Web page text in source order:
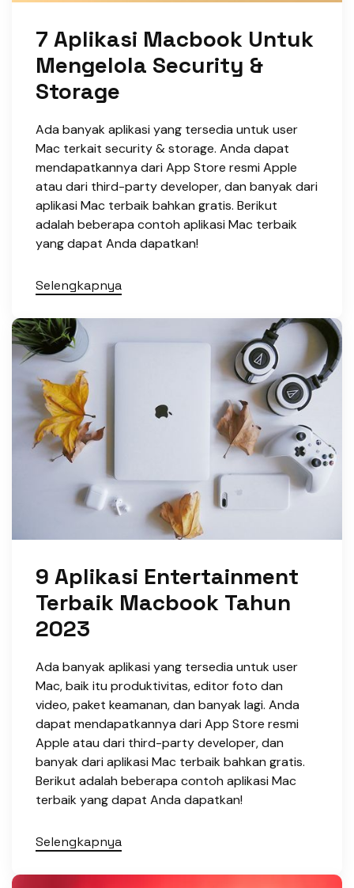
7 Aplikasi Macbook Untuk
Mengelola Security &
Storage
Ada banyak aplikasi yang tersedia untuk user
Mac terkait security & storage. Anda dapat
mendapatkannya dari App Store resmi Apple
atau dari third-party developer, dan banyak dari
aplikasi Mac terbaik bahkan gratis. Berikut
adalah beberapa contoh aplikasi Mac terbaik
yang dapat Anda dapatkan!
Selengkapnya
9 Aplikasi Entertainment
Terbaik Macbook Tahun
2023
Ada banyak aplikasi yang tersedia untuk user
Mac, baik itu produktivitas, editor foto dan
video, paket keamanan, dan banyak lagi. Anda
dapat mendapatkannya dari App Store resmi
Apple atau dari third-party developer, dan
banyak dari aplikasi Mac terbaik bahkan gratis.
Berikut adalah beberapa contoh aplikasi Mac
terbaik yang dapat Anda dapatkan!
Selengkapnya